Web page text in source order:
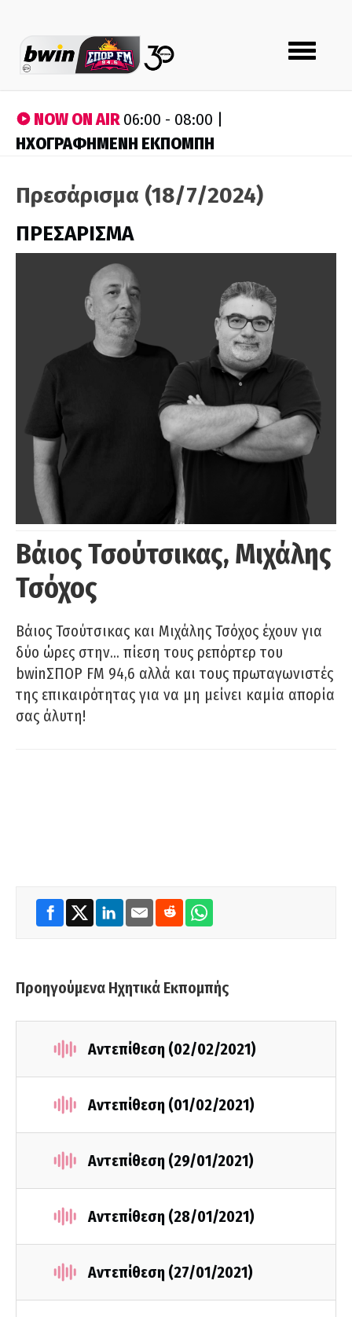
Toggle
navigation
NOW ON AIR06:00 - 08:00 |
ΗΧΟΓΡΑΦΗΜΕΝΗ ΕΚΠΟΜΠΗ
Πρεσάρισμα (18/7/2024)
ΠΡΕΣΑΡΙΣΜΑ
Βάιος Τσούτσικας, Μιχάλης
Τσόχος
Βάιος Τσούτσικας και Μιχάλης Τσόχος έχουν για
δύο ώρες στην… πίεση τους ρεπόρτερ του
bwinΣΠΟΡ FM 94,6 αλλά και τους πρωταγωνιστές
της επικαιρότητας για να μη μείνει καμία απορία
σας άλυτη!
Προηγούμενα Ηχητικά Εκπομπής
Αντεπίθεση (02/02/2021)
Αντεπίθεση (01/02/2021)
Αντεπίθεση (29/01/2021)
Αντεπίθεση (28/01/2021)
Αντεπίθεση (27/01/2021)